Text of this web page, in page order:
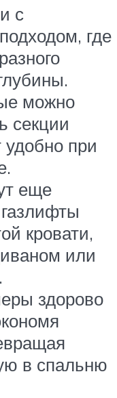
с
где
можно
секции
удобно при
еще
кровати,
или
здорово
в спальню